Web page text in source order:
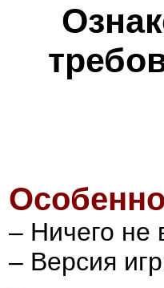
– Ничего не
– Версия